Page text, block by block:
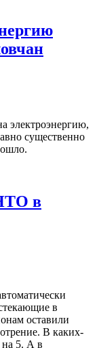
электроэнергию,
существенно
в
в
оставили
В каких-
на 5. А в